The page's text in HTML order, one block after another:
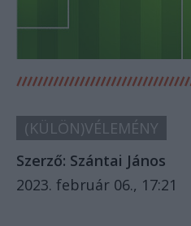
(KÜLÖN)VÉLEMÉNY
Szerző: Szántai János
2023. február 06., 17:21